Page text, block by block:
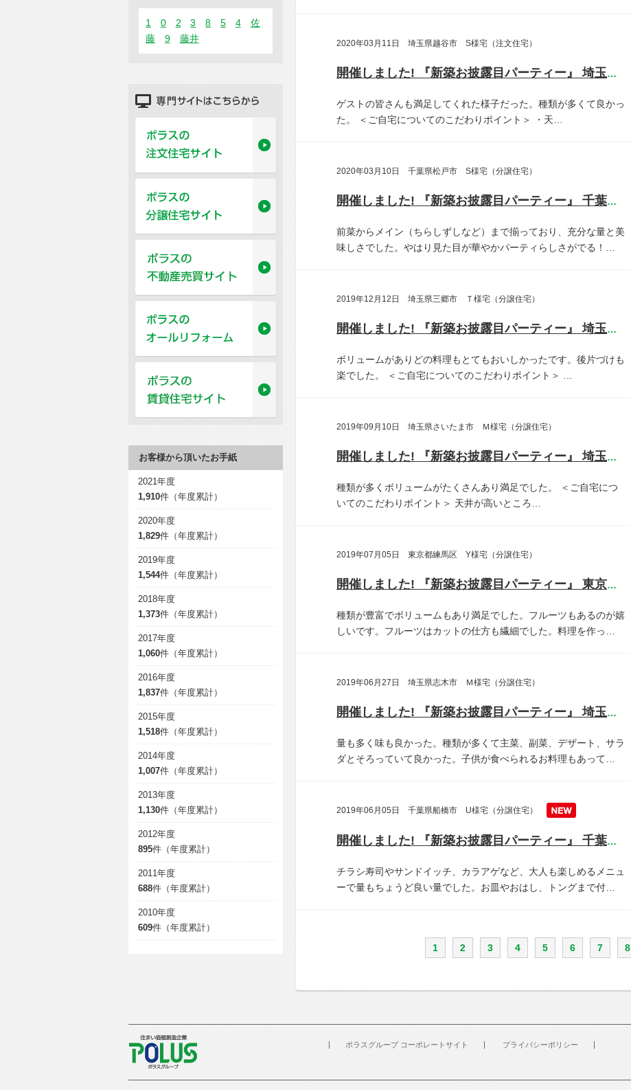
2020年03月11日 埼玉県越谷市 S様宅（注文住宅）
開催しました! 『新築お披露目パーティー』 埼玉県越谷市 S様宅
ゲストの皆さんも満足してくれた様子だった。種類が多くて良かっ
た。
＜ご自宅についてのこだわりポイント＞ ・天…
2020年03月10日 千葉県松戸市 S様宅（分譲住宅）
開催しました! 『新築お披露目パーティー』 千葉県松戸市 S様宅
前菜からメイン（ちらしずしなど）まで揃っており、充分な量と美
味しさでした。やはり見た目が華やかパーティらしさがでる！…
2019年12月12日 埼玉県三郷市 Ｔ様宅（分譲住宅）
開催しました! 『新築お披露目パーティー』 埼玉県三郷市 T様宅
ボリュームがありどの料理もとてもおいしかったです。後片づけも
楽でした。
＜ご自宅についてのこだわりポイント＞
2019年09月10日 埼玉県さいたま市 Ｍ様宅（分譲住宅）
開催しました! 『新築お披露目パーティー』 埼玉県さいたま市 M様宅
種類が多くボリュームがたくさんあり満足でした。
＜ご自宅につ
いてのこだわりポイント＞ 天井が高いところ…
2019年07月05日 東京都練馬区 Y様宅（分譲住宅）
開催しました! 『新築お披露目パーティー』 東京都練馬区 Y様宅
種類が豊富でボリュームもあり満足でした。フルーツもあるのが嬉
しいです。フルーツはカットの仕方も繊細でした。料理を作っ…
2019年06月27日 埼玉県志木市 Ｍ様宅（分譲住宅）
開催しました! 『新築お披露目パーティー』 埼玉県志木市 M様宅
量も多く味も良かった。種類が多くて主菜、副菜、デザート、サラ
ダとそろっていて良かった。子供が食べられるお料理もあって…
2019年06月05日 千葉県船橋市 U様宅（分譲住宅）
開催しました! 『新築お披露目パーティー』 千葉県船橋市 U様宅
チラシ寿司やサンドイッチ、カラアゲなど、大人も楽しめるメニュ
ーで量もちょうど良い量でした。お皿やおはし、トングまで付…
1 2 3 4 5 6 7 8
1 0 2 3 8 5 4
佐
藤
9 藤井
お客様から頂いたお手紙
2021年度
1,910件（年度累計）
2020年度
1,829件（年度累計）
2019年度
1,544件（年度累計）
2018年度
1,373件（年度累計）
2017年度
1,060件（年度累計）
2016年度
1,837件（年度累計）
2015年度
1,518件（年度累計）
2014年度
1,007件（年度累計）
2013年度
1,130件（年度累計）
2012年度
895件（年度累計）
2011年度
688件（年度累計）
2010年度
609件（年度累計）
ポラスグループ コーポレートサイト
プライバシーポリシー